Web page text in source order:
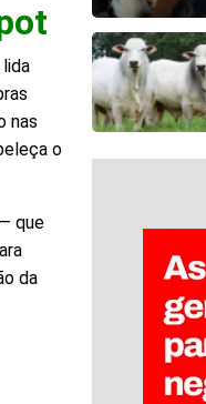
nas
o
que
da